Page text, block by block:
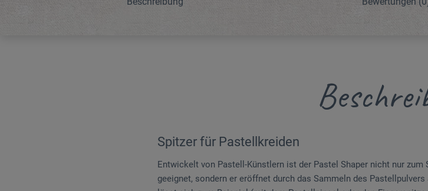
Spitzer für Pastellkreiden
Entwickelt von Pastell-Künstlern ist der Pastel Shaper nicht nur zum
geeignet, sondern er eröffnet durch das Sammeln des